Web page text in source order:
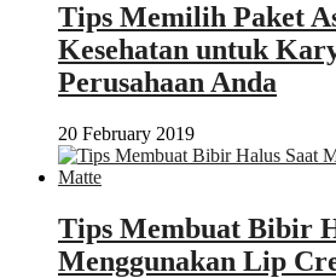
Tips Memilih Paket
Kesehatan untuk
Perusahaan Anda
20 February 2019
Tips Membuat Bibir
Menggunakan Lip